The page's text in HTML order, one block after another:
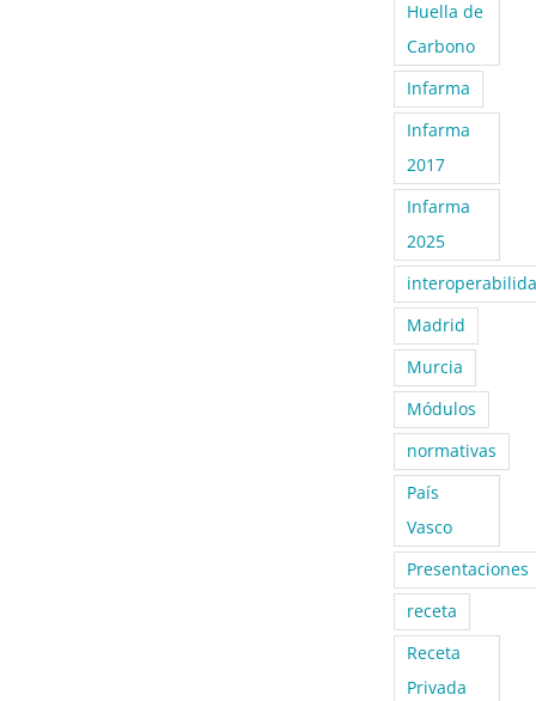
Huella de
Carbono
Infarma
Infarma
2017
Infarma
2025
Madrid
Murcia
Módulos
normativas
País
Vasco
Presentaciones
receta
Receta
Privada